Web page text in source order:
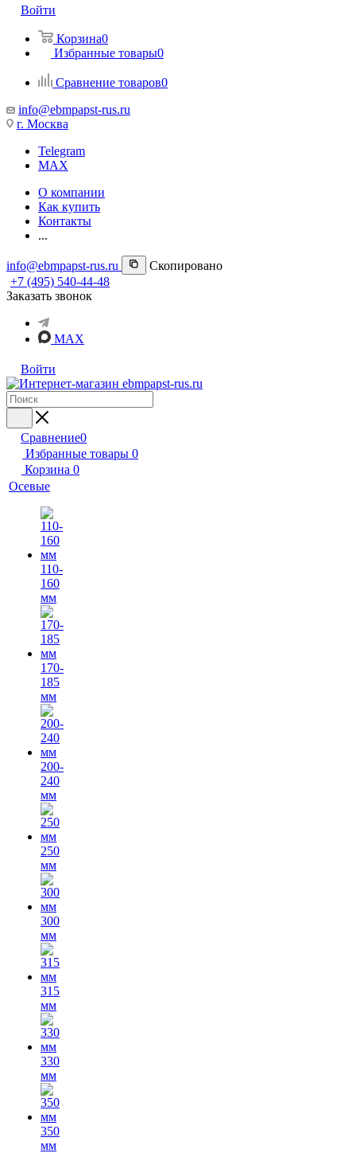
Войти
Корзина0
Избранные товары0
Сравнение товаров0
info@ebmpapst-rus.ru
г. Москва
Telegram
MAX
О компании
Как купить
Контакты
...
info@ebmpapst-rus.ru
Скопировано
+7 (495) 540-44-48
Заказать звонок
MAX
Войти
Сравнение0
Избранные товары 0
Корзина 0
Осевые
110-
160
мм
170-
185
мм
200-
240
мм
250
мм
300
мм
315
мм
330
мм
350
мм